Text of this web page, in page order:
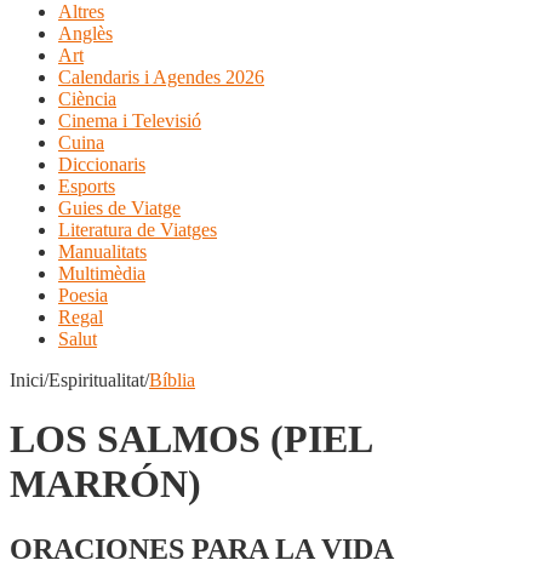
Altres
Anglès
Art
Calendaris i Agendes 2026
Ciència
Cinema i Televisió
Cuina
Diccionaris
Esports
Guies de Viatge
Literatura de Viatges
Manualitats
Multimèdia
Poesia
Regal
Salut
Inici/Espiritualitat/Bíblia
LOS SALMOS (PIEL
MARRÓN)
ORACIONES PARA LA VIDA